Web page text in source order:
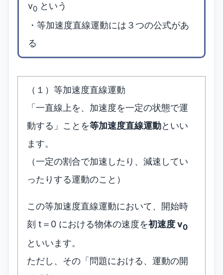
v0 という
・等加速度直線運動には３つの公式があ
る
（１）等加速度直線運動
「一直線上を、加速度を一定の状態で運
動する」ことを等加速度直線運動といい
ます。
（一定の割合で加速したり、減速してい
ったりする運動のこと）
この等加速度直線運動において、開始時
刻 t＝0 における物体の速度を初速度 v0
といいます。
ただし、その「問題における、運動の開